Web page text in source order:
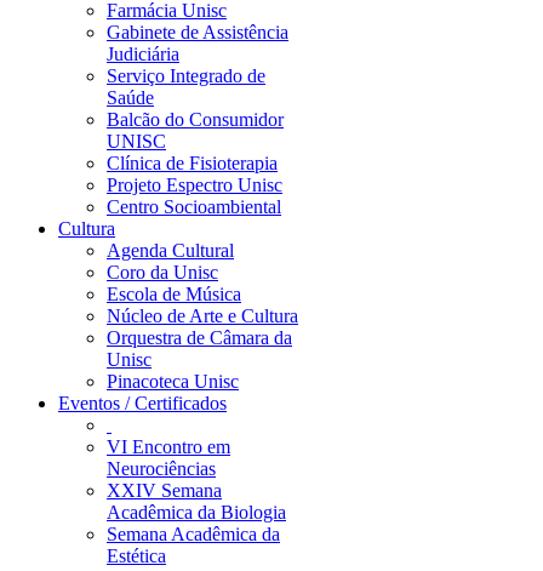
Farmácia Unisc
Gabinete de Assistência
Judiciária
Serviço Integrado de
Saúde
Balcão do Consumidor
UNISC
Clínica de Fisioterapia
Projeto Espectro Unisc
Centro Socioambiental
Cultura
Agenda Cultural
Coro da Unisc
Escola de Música
Núcleo de Arte e Cultura
Orquestra de Câmara da
Unisc
Pinacoteca Unisc
Eventos / Certificados
VI Encontro em
Neurociências
XXIV Semana
Acadêmica da Biologia
Semana Acadêmica da
Estética